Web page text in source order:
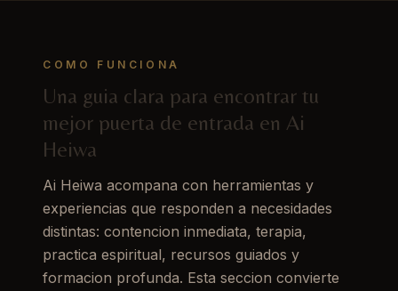
COMO FUNCIONA
Una guia clara para encontrar tu
mejor puerta de entrada en Ai
Heiwa
Ai Heiwa acompana con herramientas y
experiencias que responden a necesidades
distintas: contencion inmediata, terapia,
practica espiritual, recursos guiados y
formacion profunda. Esta seccion convierte